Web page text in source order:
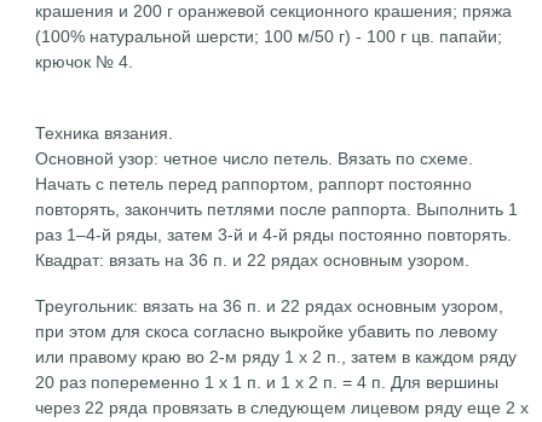
крашения и 200 г оранжевой секционного крашения; пряжа
(100% натуральной шерсти; 100 м/50 г) - 100 г цв. папайи;
крючок № 4.
Техника вязания.
Основной узор: четное число петель. Вязать по схеме.
Начать с петель перед раппортом, раппорт постоянно
повторять, закончить петлями после раппорта. Выполнить 1
раз 1–4-й ряды, затем 3-й и 4-й ряды постоянно повторять.
Квадрат: вязать на 36 п. и 22 рядах основным узором.
Треугольник: вязать на 36 п. и 22 рядах основным узором,
при этом для скоса согласно выкройке убавить по левому
или правому краю во 2-м ряду 1 х 2 п., затем в каждом ряду
20 раз попеременно 1 х 1 п. и 1 х 2 п. = 4 п. Для вершины
через 22 ряда провязать в следующем лицевом ряду еще 2 х